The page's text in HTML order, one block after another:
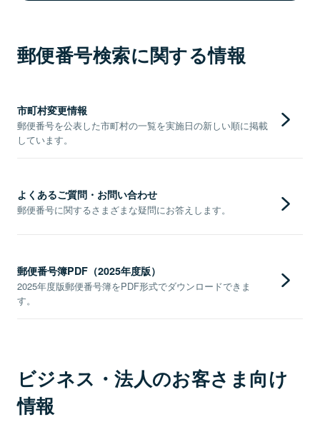
郵便番号検索に関する情報
市町村変更情報
郵便番号を公表した市町村の一覧を実施日の新しい順に掲載
しています。
よくあるご質問・お問い合わせ
郵便番号に関するさまざまな疑問にお答えします。
郵便番号簿PDF（2025年度版）
2025年度版郵便番号簿をPDF形式でダウンロードできま
す。
ビジネス・法人のお客さま向け
情報